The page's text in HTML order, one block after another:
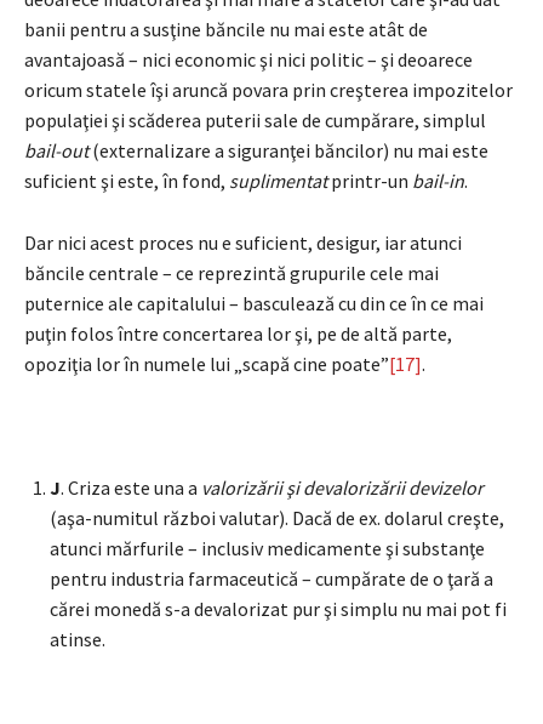
banii pentru a susţine băncile nu mai este atât de
avantajoasă – nici economic şi nici politic – şi deoarece
oricum statele îşi aruncă povara prin creşterea impozitelor
populaţiei şi scăderea puterii sale de cumpărare, simplul
bail-out(externalizare a siguranţei băncilor) nu mai este
suficient şi este, în fond, suplimentatprintr-un bail-in.
Dar nici acest proces nu e suficient, desigur, iar atunci
băncile centrale – ce reprezintă grupurile cele mai
puternice ale capitalului – basculează cu din ce în ce mai
puţin folos între concertarea lor şi, pe de altă parte,
opoziţia lor în numele lui „scapă cine poate”[17].
J. Criza este una a valorizării şi devalorizării devizelor
(aşa-numitul război valutar). Dacă de ex. dolarul creşte,
atunci mărfurile – inclusiv medicamente şi substanţe
pentru industria farmaceutică – cumpărate de o ţară a
cărei monedă s-a devalorizat pur şi simplu nu mai pot fi
atinse.